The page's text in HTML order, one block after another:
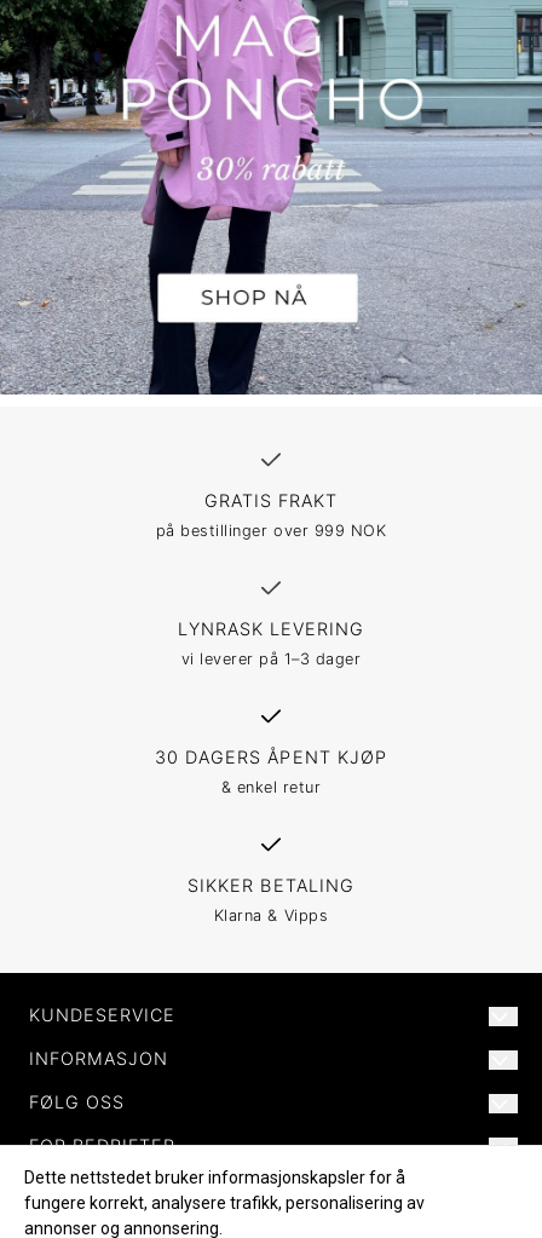
GRATIS FRAKT
på bestillinger over 999 NOK
LYNRASK LEVERING
vi leverer på 1–3 dager
30 DAGERS ÅPENT KJØP
& enkel retur
SIKKER BETALING
Klarna & Vipps
KUNDESERVICE
POST@MORILDNORWAY.NO
+47 477 82 772
SKIBÅSEN 24B
4636 KRISTIANSAND S
ORG.NR. 827 472 492 MVA
INFORMASJON
OM OSS
FØLG OSS
INSTAGRAM
FOR BEDRIFTER
B2B / FORHANDLERE
KATALOG
Dette nettstedet bruker informasjonskapsler for å
fungere korrekt, analysere trafikk, personalisering av
annonser og annonsering.